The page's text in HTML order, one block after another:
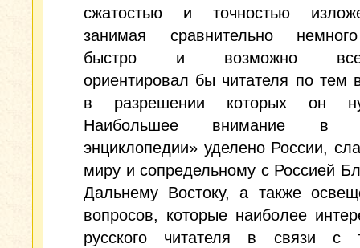
сжатостью и точностью
занимая сравнительно
быстро и возможно
ориентировал бы читателя по тем
в разрешении которых он
Наибольшее внимание в
энциклопедии» уделено России,
миру и сопредельному с Россией
Дальнему Востоку, а также
вопросов, которые наиболее
русского читателя в связи с